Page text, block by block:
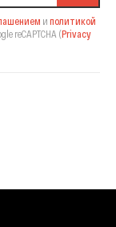
и политикой
reCAPTCHA (Privacy